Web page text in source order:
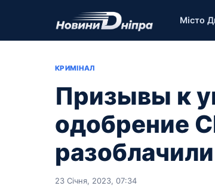
Місто
КРИМІНАЛ
Призывы к
одобрение
23 Січня, 2023, 07:34